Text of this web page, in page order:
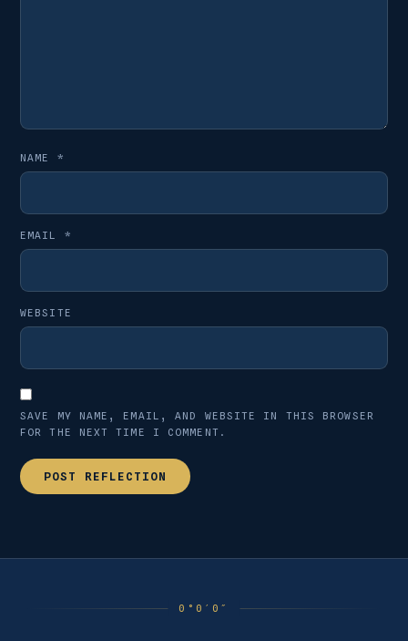
NAME *
EMAIL *
WEBSITE
SAVE MY NAME, EMAIL, AND WEBSITE IN THIS BROWSER
FOR THE NEXT TIME I COMMENT.